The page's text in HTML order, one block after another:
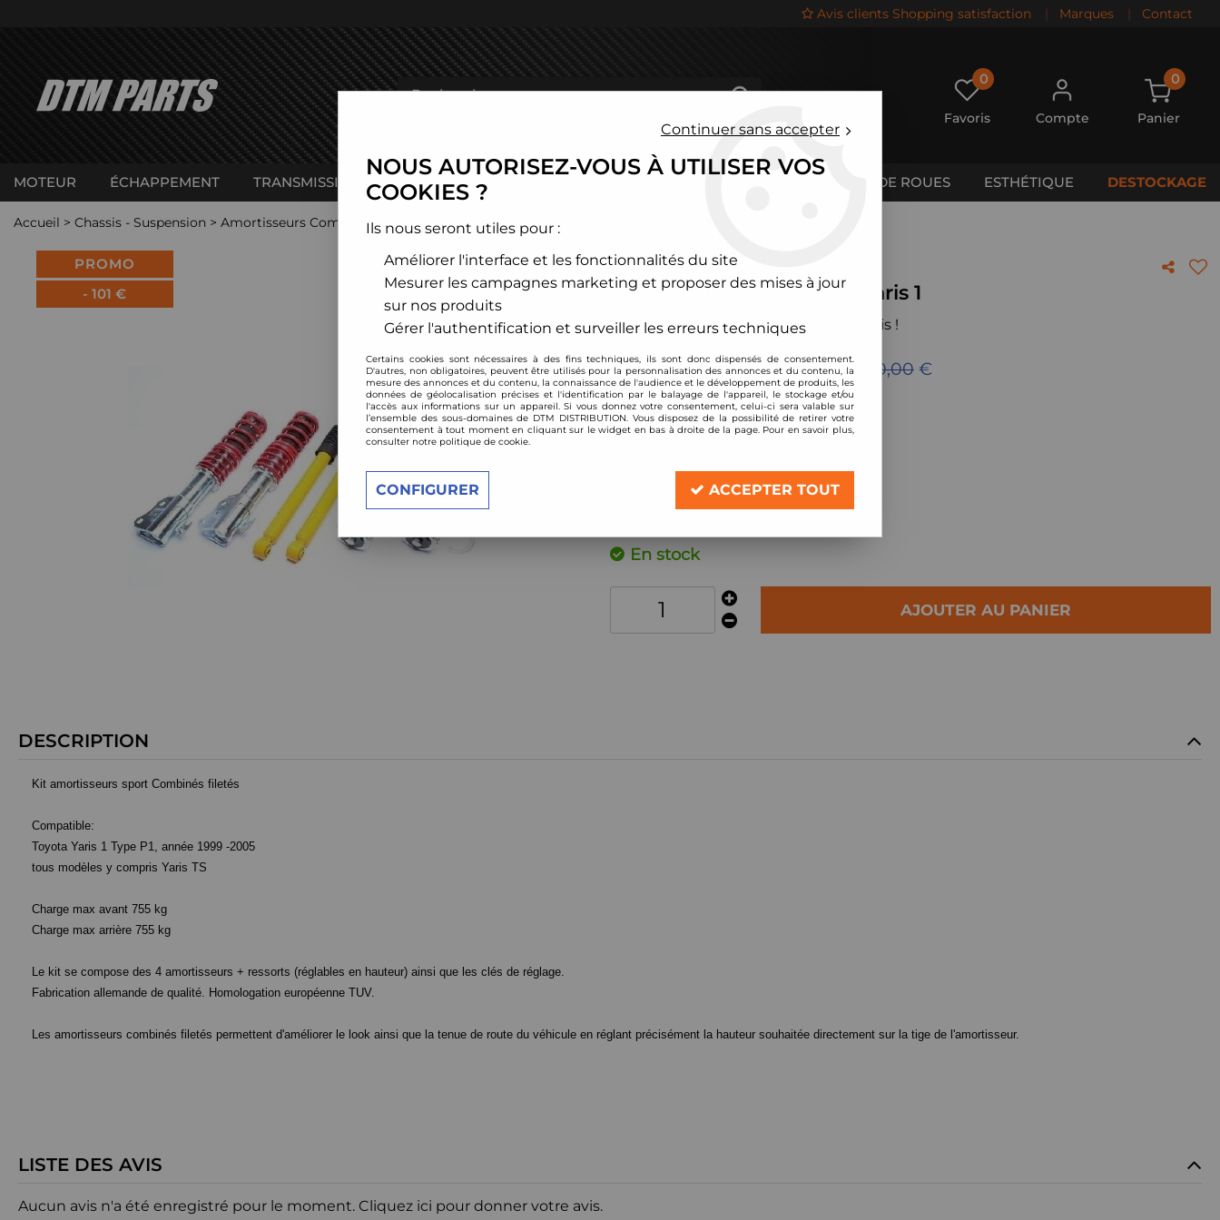
Avis clients Shopping satisfaction | Marques | Contact
0
Favoris Compte
0
Panier
MOTEUR ÉCHAPPEMENT TRANSMISSION CHÂSSIS CALES DE ROUES ESTHÉTIQUE DESTOCKAGE
Accueil > Chassis - Suspension > Amortisseurs Combinés filetés >Toyota >Yaris >Combinés filetés Toyota Yaris 1
PROMO
-101 €
TA TECHNIX
Combinés filetés Toyota Yaris 1
Soyez le premier à donner votre avis !
399,00 €TTC au lieu de500,00 €
Réf. :*EVOGWTO01
Kit amortisseurs Combiné fileté
Description
En stock
AJOUTER AU PANIER
DESCRIPTION
Kit amortisseurs sport Combinés filetés
Compatible:
Toyota Yaris 1 Type P1, année 1999 -2005
tous modèles y compris Yaris TS
Charge max avant 755 kg
Charge max arrière 755 kg
Le kit se compose des 4 amortisseurs + ressorts (réglables en hauteur) ainsi que les clés de réglage.
Fabrication allemande de qualité. Homologation européenne TUV.
Les amortisseurs combinés filetés permettent d'améliorer le look ainsi que la tenue de route du véhicule en réglant précisément la hauteur souhaitée directement sur la tige de l'amortisseur.
LISTE DES AVIS
Aucun avis n'a été enregistré pour le moment. Cliquez ici pour donner votre avis.
Continuer sans accepter
NOUS AUTORISEZ-VOUS À UTILISER VOS
COOKIES ?
Ils nous seront utiles pour :
Améliorer l'interface et les fonctionnalités du site
Mesurer les campagnes marketing et proposer des mises à jour
sur nos produits
Gérer l'authentification et surveiller les erreurs techniques
Certains cookies sont nécessaires à des fins techniques, ils sont donc dispensés de consentement.
D'autres, non obligatoires, peuvent être utilisés pour la personnalisation des annonces et du contenu, la
mesure des annonces et du contenu, la connaissance de l'audience et le développement de produits, les
données de géolocalisation précises et l'identification par le balayage de l'appareil, le stockage et/ou
l'accès aux informations sur un appareil. Si vous donnez votre consentement, celui-ci sera valable sur
l’ensemble des sous-domaines de DTM DISTRIBUTION. Vous disposez de la possibilité de retirer votre
consentement à tout moment en cliquant sur le widget en bas à droite de la page. Pour en savoir plus,
consulter notre politique de cookie.
CONFIGURER ACCEPTER TOUT